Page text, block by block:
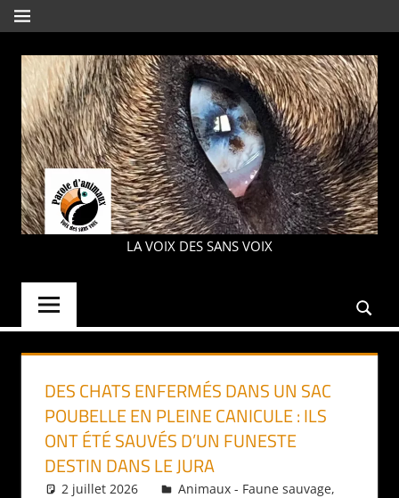
Aller
au
contenu
MENU
PAROLE
LA VOIX DES SANS VOIX
DES CHATS ENFERMÉS DANS UN SAC
POUBELLE EN PLEINE CANICULE : ILS
ONT ÉTÉ SAUVÉS D’UN FUNESTE
DESTIN DANS LE JURA
2 juillet 2026 Daniel
Animaux - Faune sauvage,